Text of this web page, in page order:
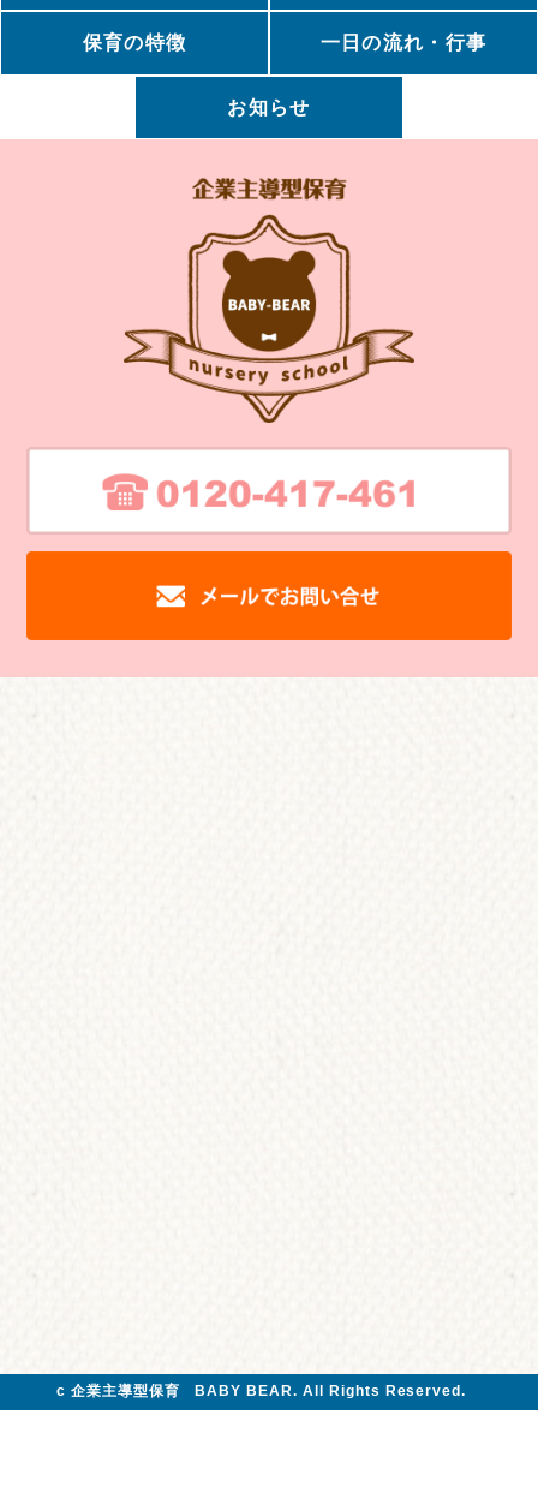
保育の特徴 一日の流れ・行事
お知らせ
c 企業主導型保育 BABY BEAR. All Rights Reserved.